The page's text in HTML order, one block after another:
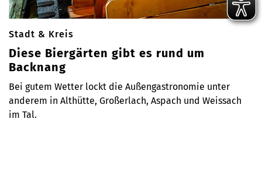
Stadt & Kreis
Diese Biergärten gibt es rund um
Backnang
Bei gutem Wetter lockt die Außengastronomie unter
anderem in Althütte, Großerlach, Aspach und Weissach
im Tal.